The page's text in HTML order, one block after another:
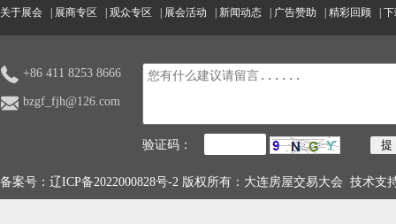
关于展会 展商专区 观众专区 展会活动 新闻动态 广告赞助 精彩回顾
+86 411 8253 8666
bzgf_fjh@126.com
验证码：
备案号： 辽ICP备2022000828号-2 版权所有：大连房屋交易大会 技术支